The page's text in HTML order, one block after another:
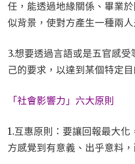
任，能透過地緣關係、畢業
似背景，使對方產生一種兩人
3.想要透過言語或是五官感受
己的要求，以達到某個特定目
「社會影響力」六大原則
1.互惠原則：要讓回報最大化
方感覺到有意義、出乎意料